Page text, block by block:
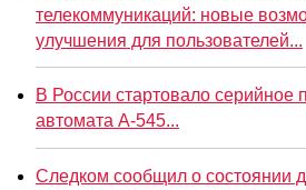
телекоммуникаций: новые
улучшения для пользователей...
В России стартовало серийное
автомата А-545...
Следком сообщил о состоянии